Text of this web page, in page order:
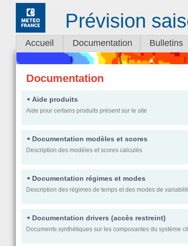
Prévision
Accueil Documentation Bulletins
Documentation
Aide produits
Aide pour certains produits présent sur le site
Documentation modèles et scores
Description des modèles et scores calculés
Documentation régimes et modes
Description des régimes de temps et des modes de
Documentation drivers (accès restreint)
Documents synthétiques sur les composantes du système